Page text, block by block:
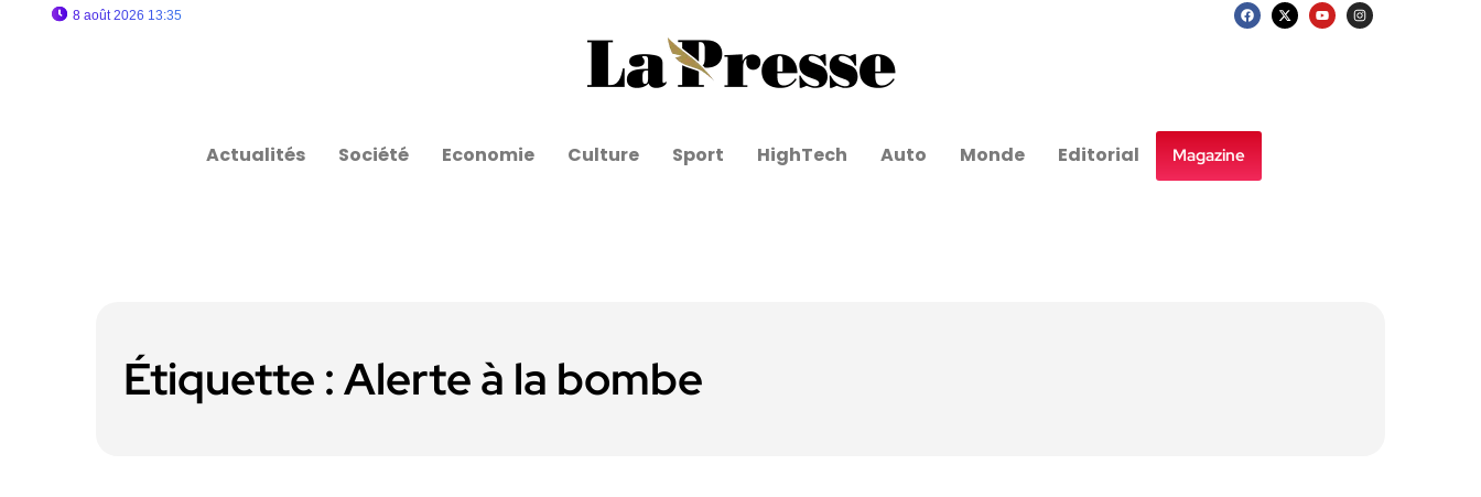
8 août 2026 13:35
Actualités Société Economie Culture Sport HighTech Auto Monde Editorial Magazine
Étiquette :Alerte à la bombe